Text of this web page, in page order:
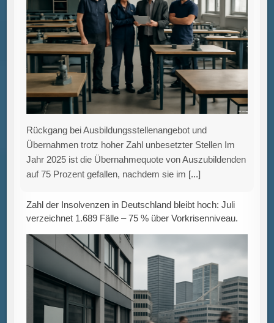
Rückgang bei Ausbildungsstellenangebot und
Übernahmen trotz hoher Zahl unbesetzter Stellen Im
auf 75 Prozent gefallen, nachdem sie im
Zahl der Insolvenzen in Deutschland bleibt hoch: Juli
verzeichnet 1.689 Fälle – 75 % über Vorkrisenniveau.